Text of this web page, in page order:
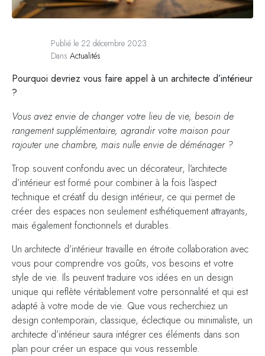
Publié le 22 décembre 2023
Dans Actualités
Pourquoi devriez vous faire appel à un architecte d’intérieur
?
Vous avez envie de changer votre lieu de vie, besoin de
rangement supplémentaire, agrandir votre maison pour
rajouter une chambre, mais nulle envie de déménager ?
Trop souvent confondu avec un décorateur, l’architecte
d’intérieur est formé pour combiner à la fois l’aspect
technique et créatif du design intérieur, ce qui permet de
créer des espaces non seulement esthétiquement attrayants,
mais également fonctionnels et durables.
Un architecte d’intérieur travaille en étroite collaboration avec
vous pour comprendre vos goûts, vos besoins et votre
style de vie. Ils peuvent traduire vos idées en un design
unique qui reflète véritablement votre personnalité et qui est
adapté à votre mode de vie. Que vous recherchiez un
design contemporain, classique, éclectique ou minimaliste, un
architecte d’intérieur saura intégrer ces éléments dans son
plan pour créer un espace qui vous ressemble.